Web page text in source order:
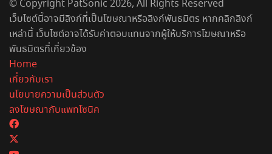
© Copyright PatSonic 2026, All Rights Reserved
เว็บไซต์นี้อาจมีลิงก์ที่เป็นโฆษณาหรือลิงก์พันธมิตร หากคลิกลิงก์
เหล่านี้ เว็บไซต์อาจได้รับค่าตอบแทนจากผู้ให้บริการโฆษณาหรือ
พันธมิตรที่เกี่ยวข้อง
Home
เกี่ยวกับเรา
นโยบายความเป็นส่วนตัว
ลงโฆษณากับแพทโซนิค